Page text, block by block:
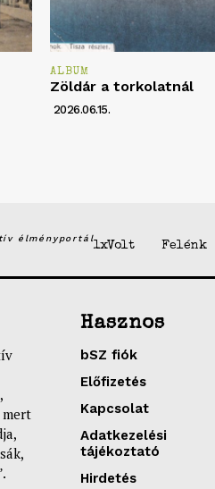
ALBUM
Zöldár a torkolatnál
2026.06.15.
élményportál
1xVolt Felénk
mert
Hasznos
bSZ fiók
Előfizetés
Kapcsolat
Adatkezelési
tájékoztató
Hirdetés